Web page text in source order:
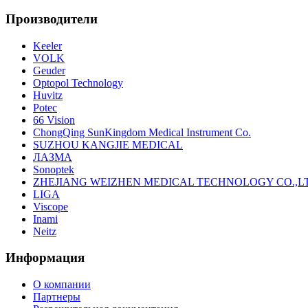
Производители
Keeler
VOLK
Geuder
Optopol Technology
Huvitz
Potec
66 Vision
ChongQing SunKingdom Medical Instrument Co.
SUZHOU KANGJIE MEDICAL
ЛАЗМА
Sonoptek
ZHEJIANG WEIZHEN MEDICAL TECHNOLOGY
LIGA
Viscope
Inami
Neitz
Информация
О компании
Партнеры